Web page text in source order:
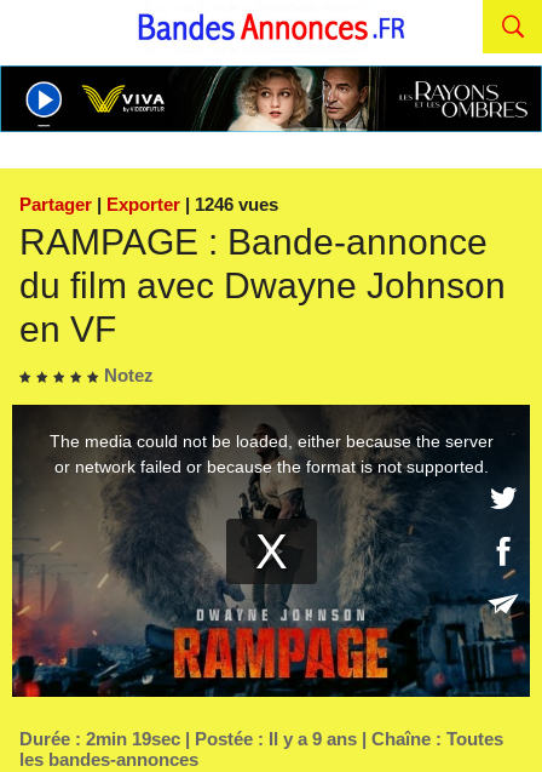
Partager | Exporter | 1246 vues
RAMPAGE : Bande-annonce
du film avec Dwayne Johnson
en VF
Notez
Durée : 2min 19sec | Postée : Il y a 9 ans | Chaîne : Toutes
les bandes-annonces